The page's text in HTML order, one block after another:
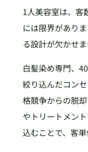
1人美容室は、客
には限界があり
る設計が欠かせま
白髪染め専門、
絞り込んだコン
格競争からの脱
やトリートメン
込むことで、客単